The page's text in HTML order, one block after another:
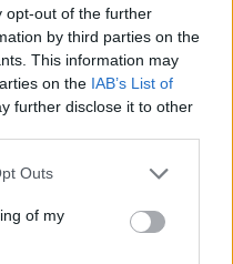
opt-out of the further
by third parties on the
This information may
on the IAB’s List of
further disclose it to other
Outs
of my
Frissdiplomás